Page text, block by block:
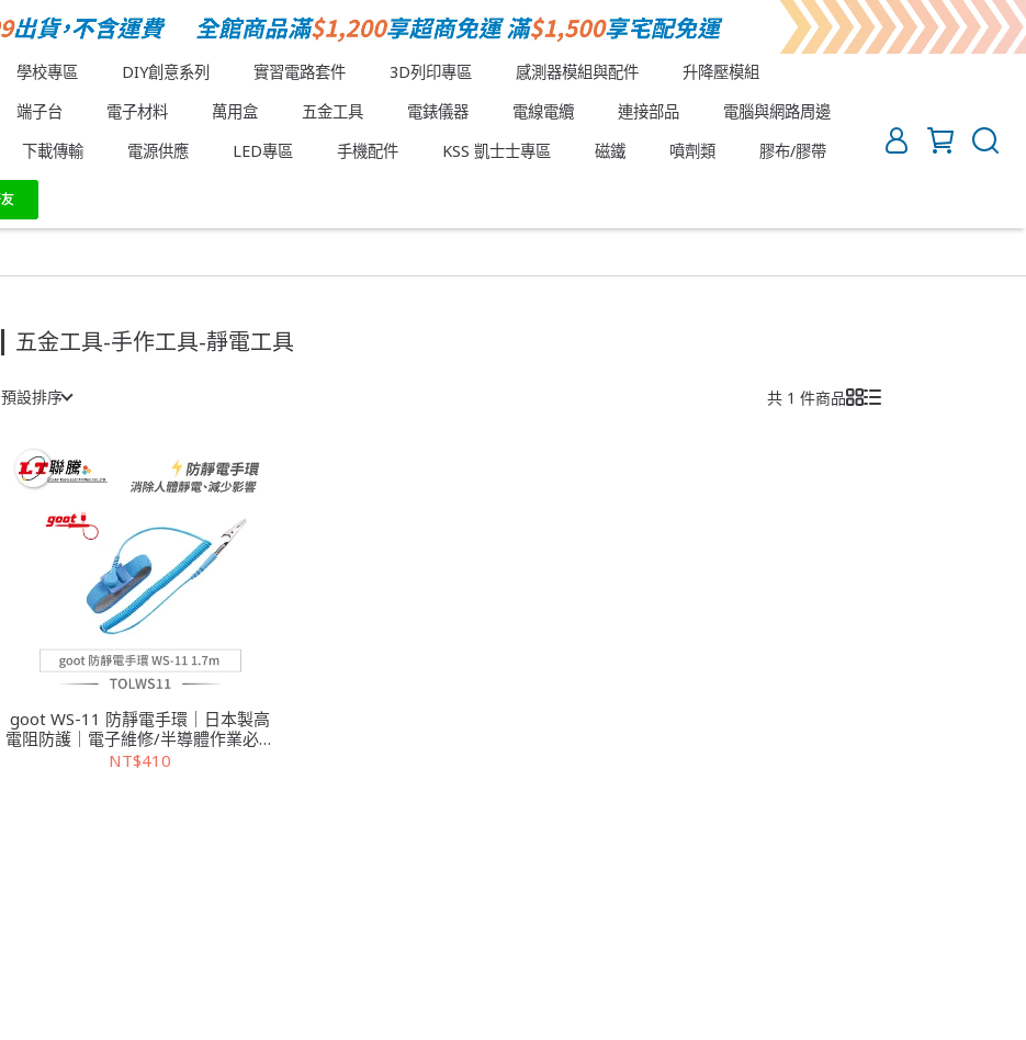
學校專區 DIY創意系列 實習電路套件 3D列印專區 感測器模組與配件
升降壓模組
端子台 電子材料 萬用盒 五金工具 電錶儀器 電線電纜 連接部品
電腦與網路周邊
下載傳輸 電源供應 LED專區 手機配件 KSS 凱士士專區 磁鐵 噴劑類 膠布/膠帶
五金工具-手作工具-靜電工具
預設排序 共 1 件商品
goot WS-11 防靜電手環｜日本製高
電阻防護｜電子維修/半導體作業必備
｜抗靜電腕帶
NT$410